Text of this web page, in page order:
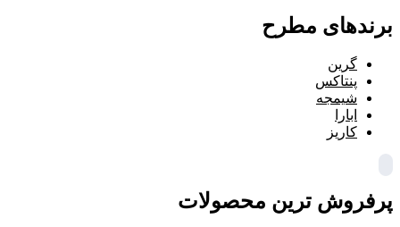
برندهای مطرح
گرین
پنتاکس
شیمجه
ابارا
کاریز
پرفروش ترین محصولات